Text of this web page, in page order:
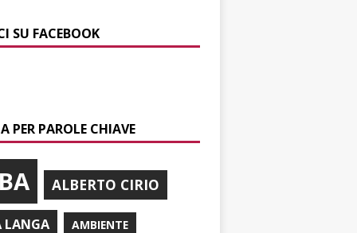
SU FACEBOOK
PER PAROLE CHIAVE
ALBERTO CIRIO
LANGA AMBIENTE